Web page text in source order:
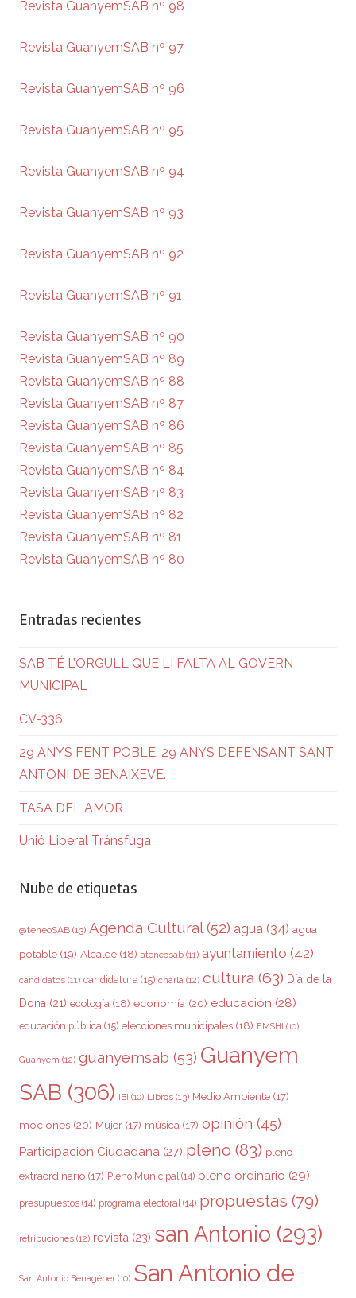
Revista GuanyemSAB nº 98
Revista GuanyemSAB nº 97
Revista GuanyemSAB nº 96
Revista GuanyemSAB nº 95
Revista GuanyemSAB nº 94
Revista GuanyemSAB nº 93
Revista GuanyemSAB nº 92
Revista GuanyemSAB nº 91
Revista GuanyemSAB nº 90
Revista GuanyemSAB nº 89
Revista GuanyemSAB nº 88
Revista GuanyemSAB nº 87
Revista GuanyemSAB nº 86
Revista GuanyemSAB nº 85
Revista GuanyemSAB nº 84
Revista GuanyemSAB nº 83
Revista GuanyemSAB nº 82
Revista GuanyemSAB nº 81
Revista GuanyemSAB nº 80
Entradas recientes
SAB TÉ L’ORGULL QUE LI FALTA AL GOVERN
MUNICIPAL
CV-336
29 ANYS FENT POBLE. 29 ANYS DEFENSANT SANT
ANTONI DE BENAIXEVE.
TASA DEL AMOR
Unió Liberal Tránsfuga
Nube de etiquetas
@teneoSAB (13) Agenda Cultural(52) agua (34) agua
potable (19) Alcalde (18) ateneosab (11) ayuntamiento (42)
candidatos (11) candidatura (15) charla (12) cultura (63) Día de la
Dona (21) ecología (18) economía (20) educación (28)
educación pública (15) elecciones municipales (18) EMSHI (10)
Guanyem (12) guanyemsab (53) Guanyem
SAB (306) IBI (10) Libros (13) Medio Ambiente (17)
mociones (20) Mujer (17) música (17) opinión (45)
Participación Ciudadana (27) pleno (83) pleno
extraordinario (17) Pleno Municipal (14) pleno ordinario (29)
presupuestos (14) programa electoral (14) propuestas (79)
retribuciones (12) revista (23) san Antonio (293)
San Antonio Benagéber (10) San Antonio de